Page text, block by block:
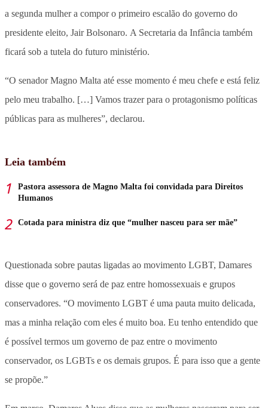
a segunda mulher a compor o primeiro escalão do governo do
presidente eleito, Jair Bolsonaro. A Secretaria da Infância também
ficará sob a tutela do futuro ministério.
“O senador Magno Malta até esse momento é meu chefe e está feliz
pelo meu trabalho. […] Vamos trazer para o protagonismo políticas
públicas para as mulheres”, declarou.
Leia também
Pastora assessora de Magno Malta foi convidada para Direitos
Humanos
Cotada para ministra diz que “mulher nasceu para ser mãe”
Questionada sobre pautas ligadas ao movimento LGBT, Damares
disse que o governo será de paz entre homossexuais e grupos
conservadores. “O movimento LGBT é uma pauta muito delicada,
mas a minha relação com eles é muito boa. Eu tenho entendido que
é possível termos um governo de paz entre o movimento
conservador, os LGBTs e os demais grupos. É para isso que a gente
se propõe.”